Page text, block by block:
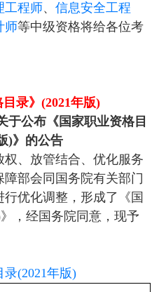
工程师、 信息安全工程
师等中级资格将给各位考
于公布《国家职业资格目
)》的公告
、放管结合、优化服务
部会同国务院有关部门
优化调整，形成了《国
，经国务院同意，现予
录(2021年版)